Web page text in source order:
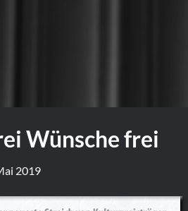
Wünsche frei
2019